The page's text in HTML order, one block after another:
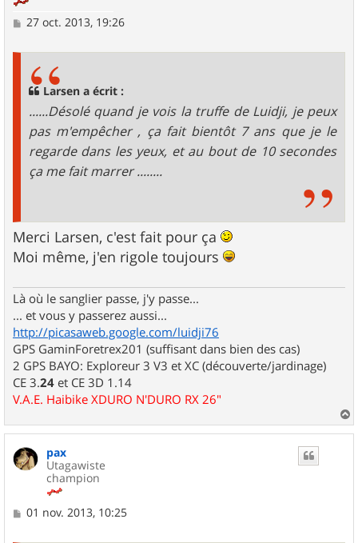
M
27 oct. 2013, 19:26
Larsen a écrit :
......Désolé quand je vois la truffe de Luidji, je peux
pas m'empêcher , ça fait bientôt 7 ans que je le
regarde dans les yeux, et au bout de 10 secondes
ça me fait marrer ........
Merci Larsen, c'est fait pour ça
Moi même, j'en rigole toujours
Là où le sanglier passe, j'y passe...
... et vous y passerez aussi...
http://picasaweb.google.com/luidji76
GPS GaminForetrex201 (suffisant dans bien des cas)
2 GPS BAYO: Exploreur 3 V3 et XC (découverte/jardinage)
CE 3.24 et CE 3D 1.14
V.A.E. Haibike XDURO N'DURO RX 26"
a
pax
Utagawiste
champion
M
01 nov. 2013, 10:25